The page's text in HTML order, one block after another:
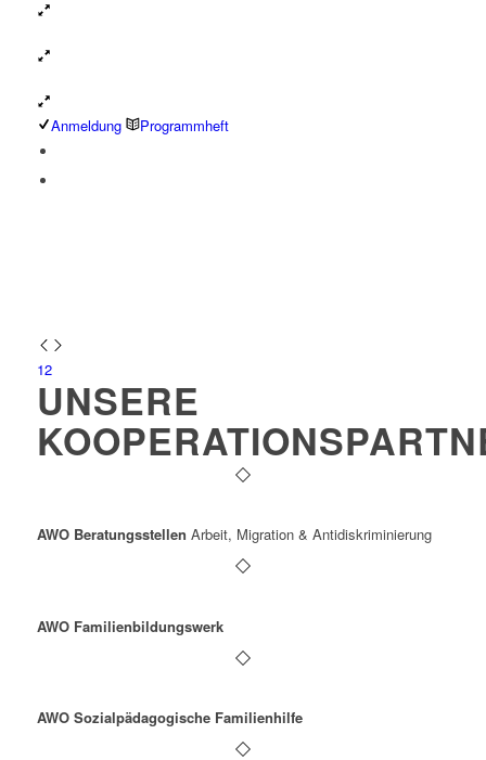
Anmeldung Programmheft
12
UNSERE
AWO Beratungsstellen Arbeit, Migration & Antidiskriminierung
AWO Familienbildungswerk
AWO Sozialpädagogische Familienhilfe